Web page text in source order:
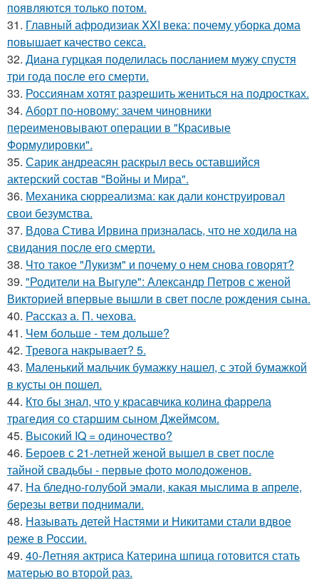
появляются только потом.
31. Главный афродизиак XXI века: почему уборка дома
повышает качество секса.
32. Диана гурцкая поделилась посланием мужу спустя
три года после его смерти.
33. Россиянам хотят разрешить жениться на подростках.
34. Аборт по-новому: зачем чиновники
переименовывают операции в "Красивые
Формулировки".
35. Сарик андреасян раскрыл весь оставшийся
актерский состав "Войны и Мира".
36. Механика сюрреализма: как дали конструировал
свои безумства.
37. Вдова Стива Ирвина призналась, что не ходила на
свидания после его смерти.
38. Что такое "Лукизм" и почему о нем снова говорят?
39. "Родители на Выгуле": Александр Петров с женой
Викторией впервые вышли в свет после рождения сына.
40. Рассказ а. П. чехова.
41. Чем больше - тем дольше?
42. Тревога накрывает? 5.
43. Маленький мальчик бумажку нашел, с этой бумажкой
в кусты он пошел.
44. Кто бы знал, что у красавчика колина фаррела
трагедия со старшим сыном Джеймсом.
45. Высокий IQ = одиночество?
46. Бероев с 21-летней женой вышел в свет после
тайной свадьбы - первые фото молодоженов.
47. На бледно-голубой эмали, какая мыслима в апреле,
березы ветви поднимали.
48. Называть детей Настями и Никитами стали вдвое
реже в России.
49. 40-Летняя актриса Катерина шпица готовится стать
матерью во второй раз.